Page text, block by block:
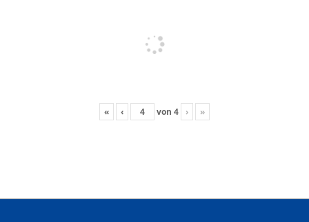
« ‹ von 4 › »